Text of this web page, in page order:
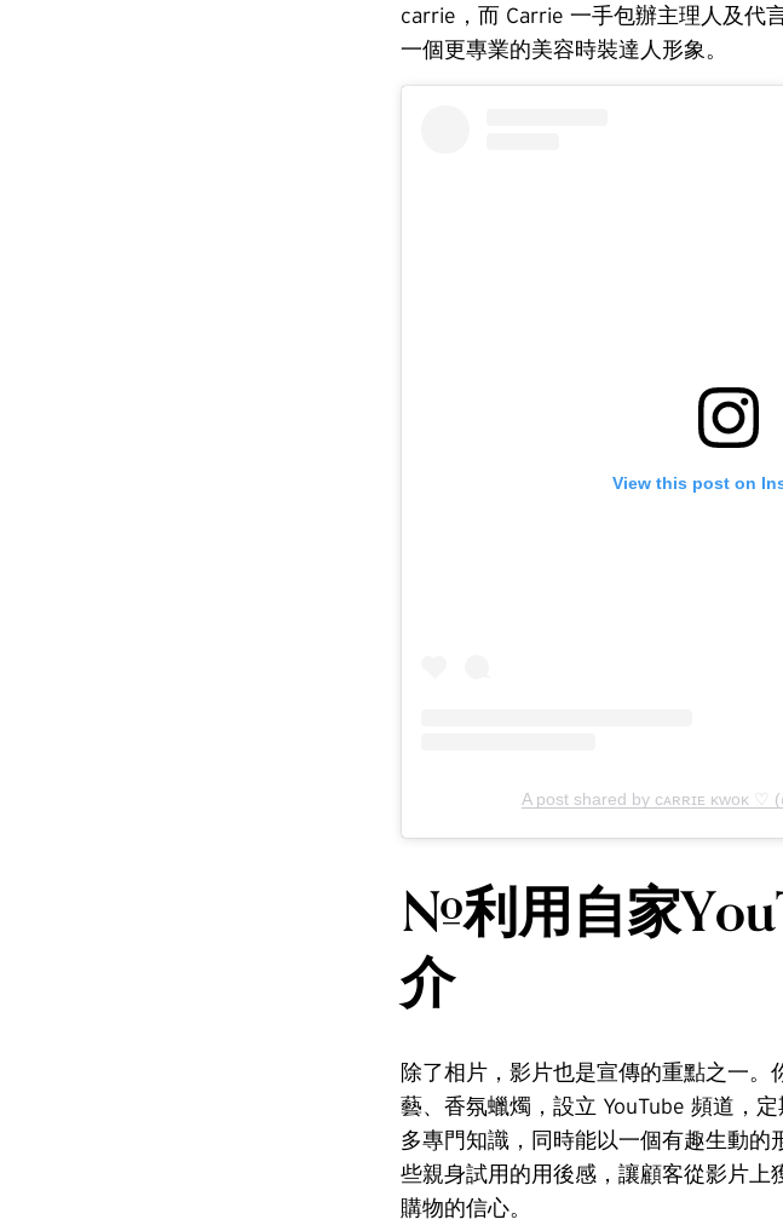
carrie，而 Carrie 一手包辦主理人及代
一個更專業的美容時裝達人形象。
View this post on
A post shared by ᴄᴀʀʀɪᴇ ᴋᴡᴏᴋ ♡
#利用自家
介
除了相片，影片也是宣傳的重點之一
藝、香氛蠟燭，設立 YouTube 頻道，
多專門知識，同時能以一個有趣生動
些親身試用的用後感，讓顧客從影片
購物的信心。